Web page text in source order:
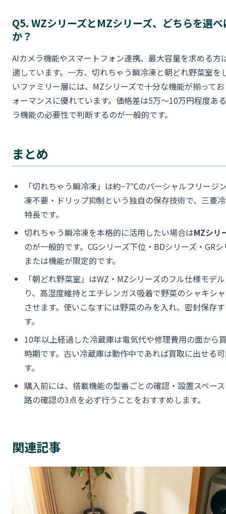
Q5. WZシリーズとMZシリーズ、どちらを選
か？
AIカメラ機能やスマートフォン連携、最大容量を求める方
適しています。一方、切れちゃう瞬冷凍と朝どれ野菜室を
いファミリー層には、MZシリーズで十分な機能が揃って
ォーマンスに優れています。価格差は5万〜10万円程度あ
ラ機能の必要性で判断するのが一般的です。
まとめ
「切れちゃう瞬冷凍」は約−7℃のパーシャルフリージ
凍不要・ドリップ抑制という独自の保存技術で、三菱
特長です。
切れちゃう瞬冷凍を本格的に活用したい場合はMZシリ
のが一般的です。CGシリーズ下位・BDシリーズ・GR
または機能が限定的です。
「朝どれ野菜室」はWZ・MZシリーズのフル仕様モデ
り、高湿度維持とエチレンガス吸着で野菜のシャキシ
させます。使いこなすには野菜のみを入れ、密封保存
す。
10年以上経過した冷蔵庫は電気代や修理費用の面から
時期です。古い冷蔵庫は動作中であれば買取に出せる
す。
購入前には、搭載機能の型番ごとの確認・設置スペー
路の確認の3点を必ず行うことをおすすめします。
関連記事